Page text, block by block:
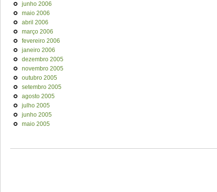
junho 2006
maio 2006
abril 2006
março 2006
fevereiro 2006
janeiro 2006
dezembro 2005
novembro 2005
outubro 2005
setembro 2005
agosto 2005
julho 2005
junho 2005
maio 2005